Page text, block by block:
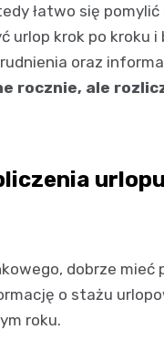
łatwo się
krok po kroku
oraz
rocznie, ale
dobrze mieć
o stażu
roku.